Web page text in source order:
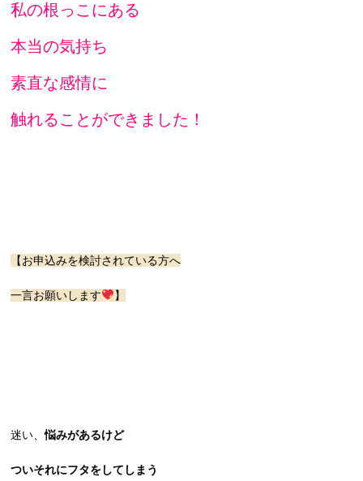
私の根っこにある
本当の気持ち
素直な感情に
触れることができました！
【お申込みを検討されている方へ
一言お願いします 】
迷い、悩みがあるけど
ついそれにフタをしてしまう